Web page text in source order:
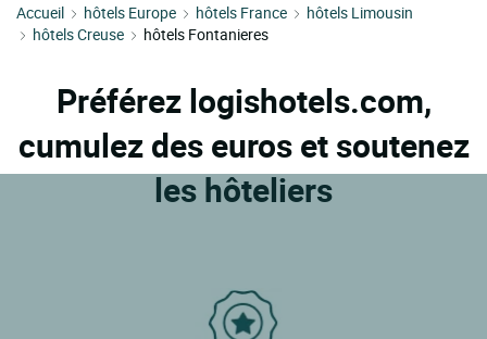
Accueil hôtels Europe hôtels France
hôtels Limousin
hôtels Creuse
hôtels Fontanieres
Préférez logishotels.com,
cumulez des euros et soutenez
les hôteliers